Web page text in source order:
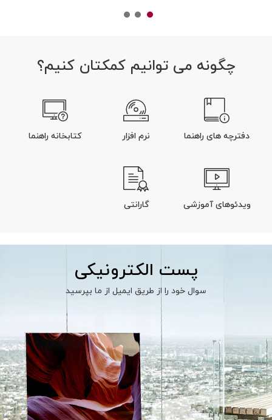
چگونه می توانیم کمکتان کنیم؟
دفترچه های راهنما نرم افزار کتابخانه راهنما
ویدئوهای آموزشی گارانتی
پست الکترونیکی
سوال خود را از طریق ایمیل از ما بپرسید